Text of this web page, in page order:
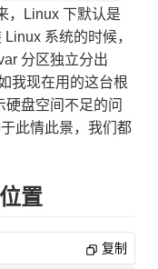
，Linux 下默认是
系统的时候，
分区独立分出
我现在用的这台根
硬盘空间不足的问
此情此景，我们都
置
复制